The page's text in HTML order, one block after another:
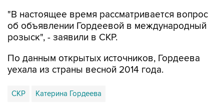
"В настоящее время рассматривается вопрос
об объявлении Гордеевой в международный
розыск", - заявили в СКР.
По данным открытых источников, Гордеева
уехала из страны весной 2014 года.
СКР Катерина Гордеева